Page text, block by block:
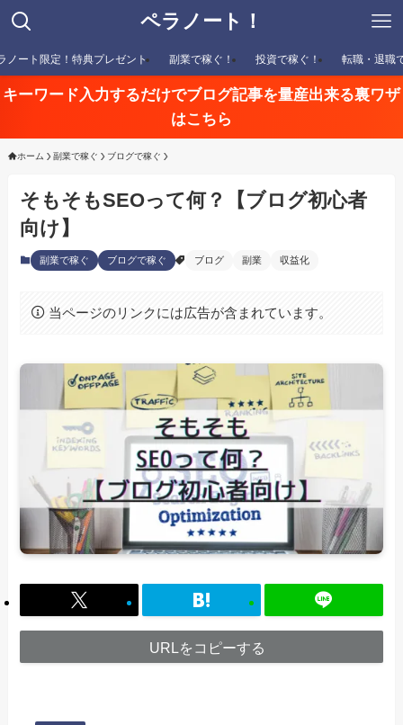
ペラノート！
ノート限定！特典プレゼント 副業で稼ぐ！ 投資で稼ぐ！ 転職・退職
キーワード入力するだけでブログ記事を量産出来る裏ワザ
はこちら
ホーム 副業で稼ぐ ブログで稼ぐ
そもそもSEOって何？【ブログ初心者
向け】
副業で稼ぐ ブログで稼ぐ ブログ 副業 収益化
当ページのリンクには広告が含まれています。
URLをコピーする